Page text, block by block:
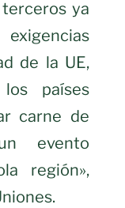
ya
de la UE,
países
carne de
evento
región»,